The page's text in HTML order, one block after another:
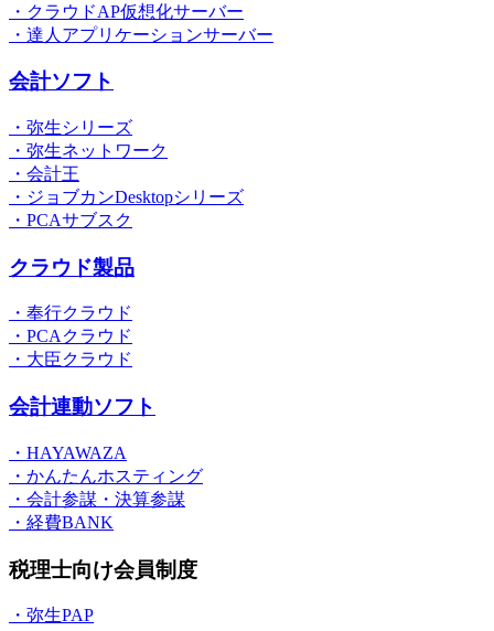
・クラウドAP仮想化サーバー
・達人アプリケーションサーバー
会計ソフト
・弥生シリーズ
・弥生ネットワーク
・会計王
・ジョブカンDesktopシリーズ
・PCAサブスク
クラウド製品
・奉行クラウド
・PCAクラウド
・大臣クラウド
会計連動ソフト
・HAYAWAZA
・かんたんホスティング
・会計参謀・決算参謀
・経費BANK
税理士向け会員制度
・弥生PAP